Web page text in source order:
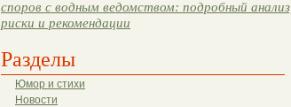
споров с водным ведомством: подробный анализ,
риски и рекомендации
Разделы
Юмор и стихи
Новости